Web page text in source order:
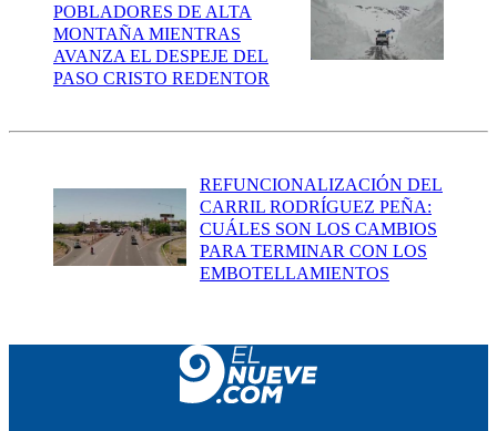
POBLADORES DE ALTA
MONTAÑA MIENTRAS
AVANZA EL DESPEJE DEL
PASO CRISTO REDENTOR
REFUNCIONALIZACIÓN DEL
CARRIL RODRÍGUEZ PEÑA:
CUÁLES SON LOS CAMBIOS
PARA TERMINAR CON LOS
EMBOTELLAMIENTOS